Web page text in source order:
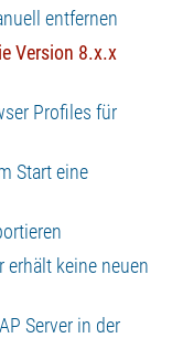
entfernen
Version 8.x.x
Profiles für
Start eine
erhält keine neuen
Server in der